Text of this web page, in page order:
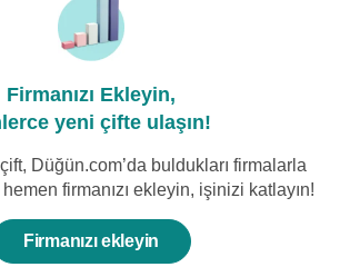
Firmanızı Ekleyin,
yeni çifte ulaşın!
Düğün.com’da buldukları firmalarla
firmanızı ekleyin, işinizi katlayın!
Firmanızı ekleyin